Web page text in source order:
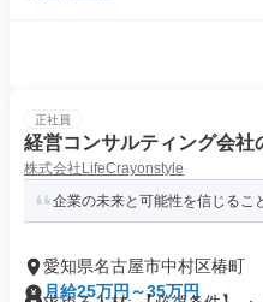
正社員
経営コンサルティング会社
株式会社LifeCrayonstyle
企業の未来と可能性を信じるこ
愛知県名古屋市中村区椿町
月給25万円～35万円